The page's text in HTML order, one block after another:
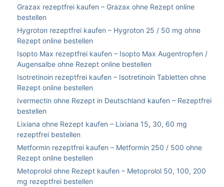
Grazax rezeptfrei kaufen – Grazax ohne Rezept online
bestellen
Hygroton rezeptfrei kaufen – Hygroton 25 / 50 mg ohne
Rezept online bestellen
Isopto Max rezeptfrei kaufen – Isopto Max Augentropfen /
Augensalbe ohne Rezept online bestellen
Isotretinoin rezeptfrei kaufen – Isotretinoin Tabletten ohne
Rezept online bestellen
Ivermectin ohne Rezept in Deutschland kaufen – Rezeptfrei
bestellen
Lixiana ohne Rezept kaufen – Lixiana 15, 30, 60 mg
rezeptfrei bestellen
Metformin rezeptfrei kaufen – Metformin 250 / 500 ohne
Rezept online bestellen
Metoprolol ohne Rezept kaufen – Metoprolol 50, 100, 200
mg rezeptfrei bestellen